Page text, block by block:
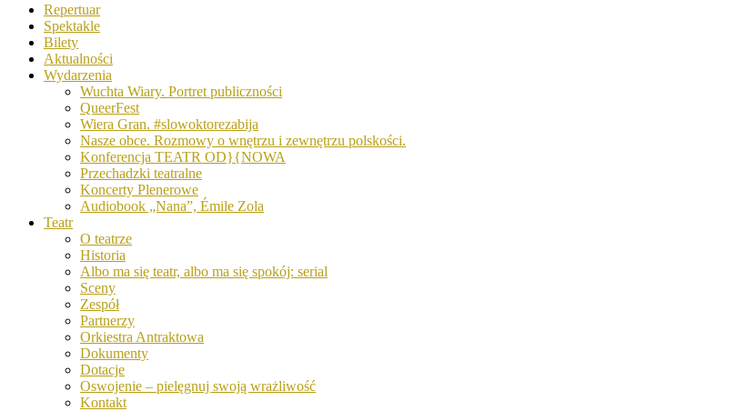
Repertuar
Spektakle
Bilety
Aktualności
Wydarzenia
Wuchta Wiary. Portret publiczności
QueerFest
Wiera Gran. #slowoktorezabija
Nasze obce. Rozmowy o wnętrzu i zewnętrzu polskości.
Konferencja TEATR OD}{NOWA
Przechadzki teatralne
Koncerty Plenerowe
Audiobook „Nana”, Émile Zola
Teatr
O teatrze
Historia
Albo ma się teatr, albo ma się spokój: serial
Sceny
Zespół
Partnerzy
Orkiestra Antraktowa
Dokumenty
Dotacje
Oswojenie – pielęgnuj swoją wrażliwość
Kontakt